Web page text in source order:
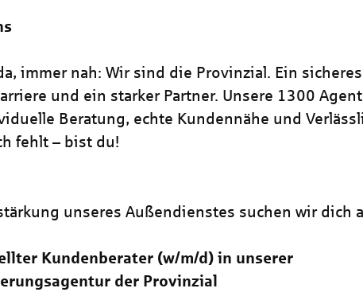
immer nah: Wir sind die Provinzial. Ein
und ein starker Partner. Unsere 1300
Beratung, echte Kundennähe und
fehlt – bist du!
unseres Außendienstes suchen wir dich
Kundenberater (w/m/d) in unserer
der Provinzial